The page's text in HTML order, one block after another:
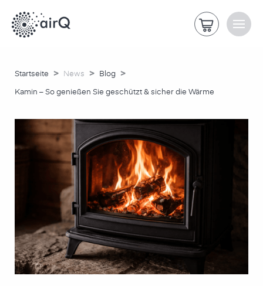
Startseite > News > Blog >
Kamin – So genießen Sie geschützt & sicher die Wärme